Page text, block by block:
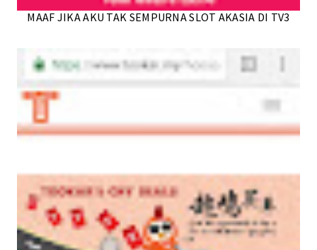
MAAF JIKA AKU TAK SEMPURNA SLOT AKASIA DI TV3